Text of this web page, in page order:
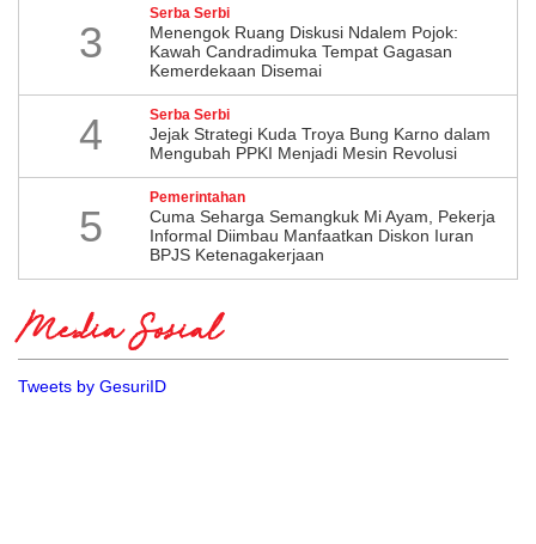
3
Serba Serbi
Menengok Ruang Diskusi Ndalem Pojok:
Kawah Candradimuka Tempat Gagasan
Kemerdekaan Disemai
4 Serba Serbi
Jejak Strategi Kuda Troya Bung Karno dalam
Mengubah PPKI Menjadi Mesin Revolusi
5
Pemerintahan
Cuma Seharga Semangkuk Mi Ayam, Pekerja
Informal Diimbau Manfaatkan Diskon Iuran
BPJS Ketenagakerjaan
Media Sosial
Tweets by GesuriID